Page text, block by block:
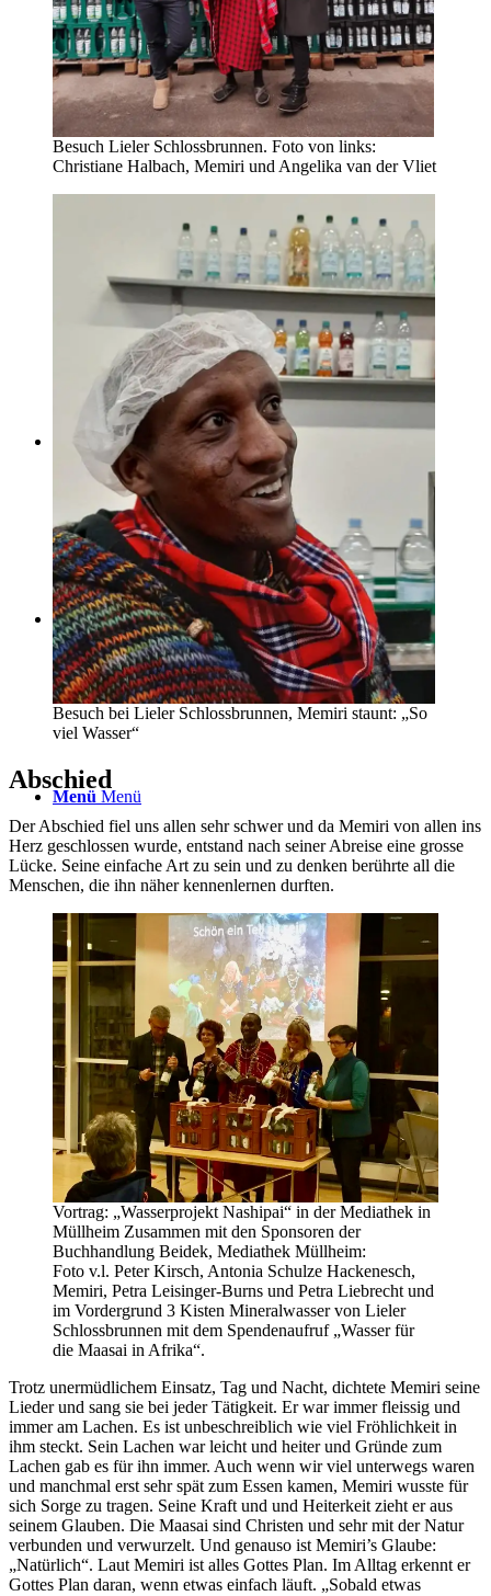
Datenschutz
Flohmarkt
Spenden
Menü Menü
Besuch Lieler Schlossbrunnen. Foto von links:
Christiane Halbach, Memiri und Angelika van der Vliet
Besuch bei Lieler Schlossbrunnen, Memiri staunt: „So
viel Wasser“
Abschied
Der Abschied fiel uns allen sehr schwer und da Memiri von allen ins
Herz geschlossen wurde, entstand nach seiner Abreise eine grosse
Lücke. Seine einfache Art zu sein und zu denken berührte all die
Menschen, die ihn näher kennenlernen durften.
Vortrag: „Wasserprojekt Nashipai“ in der Mediathek in
Müllheim Zusammen mit den Sponsoren der
Buchhandlung Beidek, Mediathek Müllheim:
Foto v.l. Peter Kirsch, Antonia Schulze Hackenesch,
Memiri, Petra Leisinger-Burns und Petra Liebrecht und
im Vordergrund 3 Kisten Mineralwasser von Lieler
Schlossbrunnen mit dem Spendenaufruf „Wasser für
die Maasai in Afrika“.
Trotz unermüdlichem Einsatz, Tag und Nacht, dichtete Memiri seine
Lieder und sang sie bei jeder Tätigkeit. Er war immer fleissig und
immer am Lachen. Es ist unbeschreiblich wie viel Fröhlichkeit in
ihm steckt. Sein Lachen war leicht und heiter und Gründe zum
Lachen gab es für ihn immer. Auch wenn wir viel unterwegs waren
und manchmal erst sehr spät zum Essen kamen, Memiri wusste für
sich Sorge zu tragen. Seine Kraft und und Heiterkeit zieht er aus
seinem Glauben. Die Maasai sind Christen und sehr mit der Natur
verbunden und verwurzelt. Und genauso ist Memiri’s Glaube:
„Natürlich“. Laut Memiri ist alles Gottes Plan. Im Alltag erkennt er
Gottes Plan daran, wenn etwas einfach läuft. „Sobald etwas